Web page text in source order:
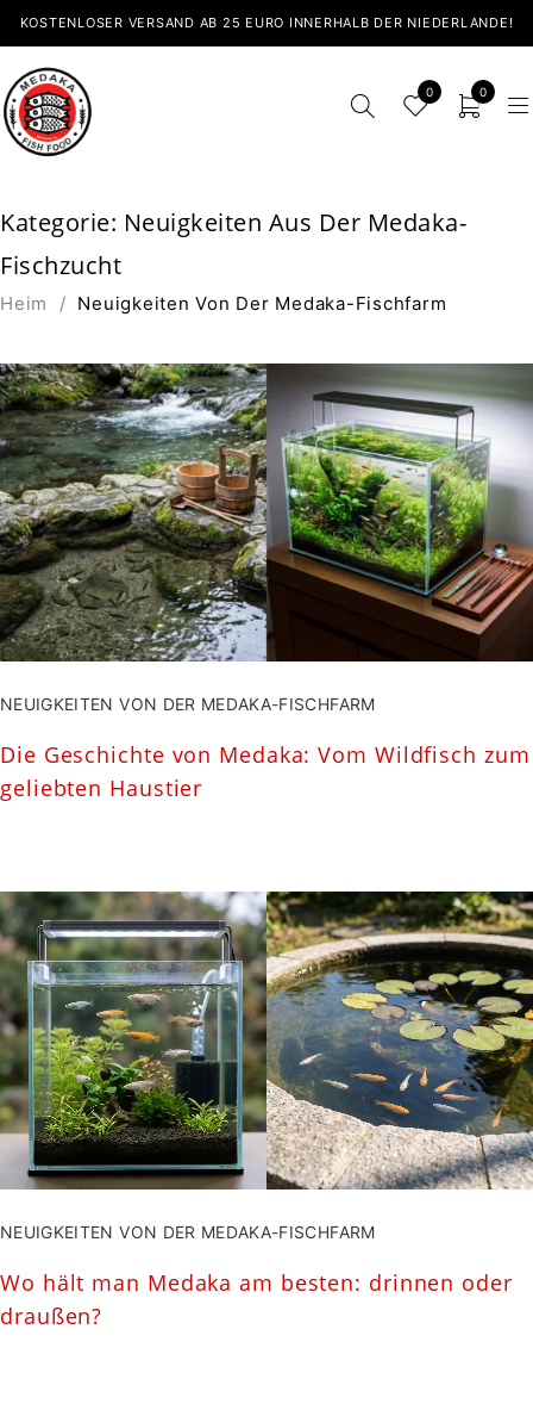
KOSTENLOSER VERSAND AB 25 EURO INNERHALB DER NIEDERLANDE!
0 0
Kategorie: Neuigkeiten Aus Der Medaka-
Fischzucht
Heim / Neuigkeiten Von Der Medaka-Fischfarm
NEUIGKEITEN VON DER MEDAKA-FISCHFARM
Die Geschichte von Medaka: Vom Wildfisch zum
geliebten Haustier
NEUIGKEITEN VON DER MEDAKA-FISCHFARM
Wo hält man Medaka am besten: drinnen oder
draußen?